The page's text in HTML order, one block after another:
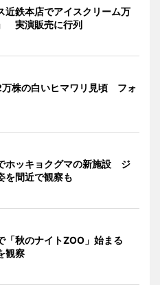
近鉄本店でアイスクリーム万
実演販売に行列
万株の白いヒマワリ見頃 フォ
ホッキョクグマの新施設 ジ
を間近で観察も
「秋のナイトZOO」始まる
観察